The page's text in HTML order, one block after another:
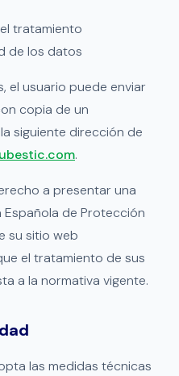
tratamiento
de los datos
el usuario puede enviar
copia de un
siguiente dirección de
.
a presentar una
de Protección
su sitio web
el tratamiento de sus
a la normativa vigente.
las medidas técnicas